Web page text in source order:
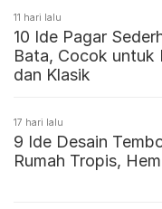
11 hari lalu
10 Ide Pagar
Bata, Cocok untuk
dan Klasik
17 hari lalu
9 Ide Desain
Rumah Tropis,